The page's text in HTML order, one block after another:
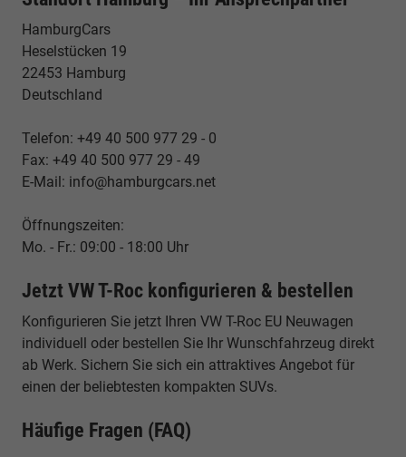
HamburgCars
Heselstücken 19
22453 Hamburg
Deutschland
Telefon: +49 40 500 977 29 - 0
Fax: +49 40 500 977 29 - 49
E-Mail: info@hamburgcars.net
Öffnungszeiten:
Mo. - Fr.: 09:00 - 18:00 Uhr
Jetzt VW T-Roc konfigurieren & bestellen
Konfigurieren Sie jetzt Ihren VW T-Roc EU Neuwagen
individuell oder bestellen Sie Ihr Wunschfahrzeug direkt
ab Werk. Sichern Sie sich ein attraktives Angebot für
einen der beliebtesten kompakten SUVs.
Häufige Fragen (FAQ)